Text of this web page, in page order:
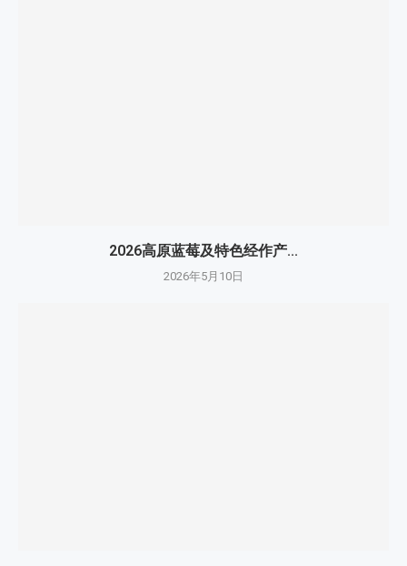
2026高原蓝莓及特色经作产...
2026年5月10日